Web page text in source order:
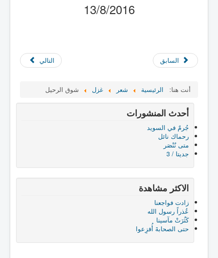
13/8/2016
السابق التالي
أنت هنا: الرئيسية شعر غزل شوق الرحيل
أحدث المنشورات
جُرمٌ في السويد
رحماك نائل
متى نُنْصَر
جديتا / 3
الاكثر مشاهدة
زادت فواجعنا
عُذراً رسول الله
كَثُرَتْ مآسينا
حتى الصحابةَ أُفزِعوا